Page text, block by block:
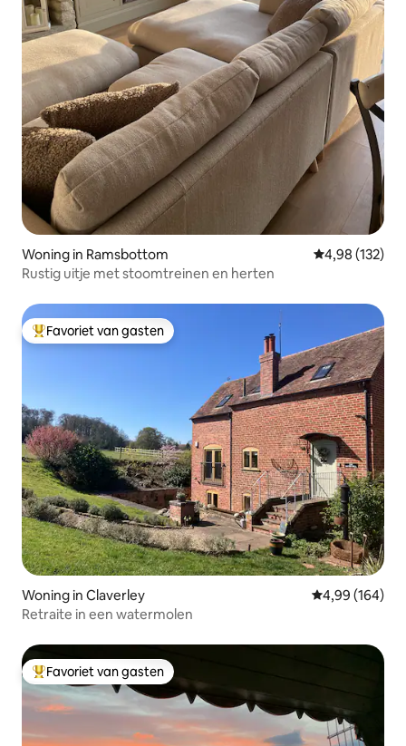
Woning in Ramsbottom Gemiddelde
4,98 (132)
Rustig uitje met stoomtreinen en herten
Topfavoriet van gasten
Favoriet van gasten
Woning in Claverley Gemiddelde
4,99 (164)
Retraite in een watermolen
Topfavoriet van gasten
Favoriet van gasten